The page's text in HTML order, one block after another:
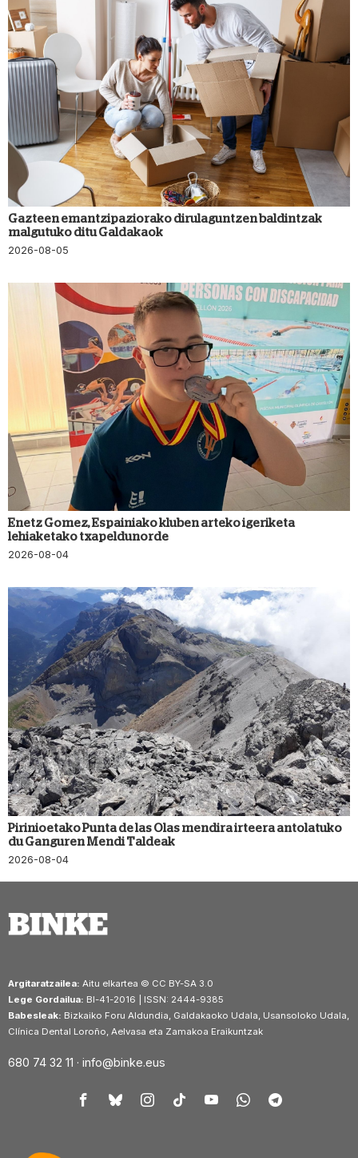
Gazteen emantzipaziorako dirulaguntzen baldintzak
malgutuko ditu Galdakaok
2026-08-05
Enetz Gomez, Espainiako kluben arteko igeriketa
lehiaketako txapeldunorde
2026-08-04
Pirinioetako Punta de las Olas mendira irteera antolatuko
du Ganguren Mendi Taldeak
2026-08-04
Argitaratzailea: Aitu elkartea © CC BY-SA 3.0
Lege Gordailua: BI-41-2016 | ISSN: 2444-9385
Babesleak: Bizkaiko Foru Aldundia, Galdakaoko Udala, Usansoloko Udala,
Clínica Dental Loroño, Aelvasa eta Zamakoa Eraikuntzak
680 74 32 11 · info@binke.eus